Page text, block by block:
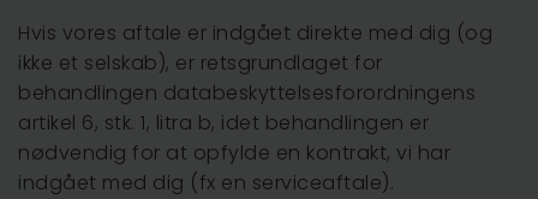
Hvis vores aftale er indgået direkte med dig (og
ikke et selskab), er retsgrundlaget for
behandlingen databeskyttelsesforordningens
artikel 6, stk. 1, litra b, idet behandlingen er
nødvendig for at opfylde en kontrakt, vi har
indgået med dig (fx en serviceaftale).